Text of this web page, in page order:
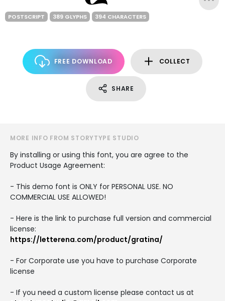
POSTSCRIPT 389 GLYPHS 394 CHARACTERS
FREE DOWNLOAD COLLECT
SHARE
MORE INFO FROM STORYTYPE STUDIO
By installing or using this font, you are agree to the
Product Usage Agreement:
- This demo font is ONLY for PERSONAL USE. NO
COMMERCIAL USE ALLOWED!
- Here is the link to purchase full version and commercial
license:
https://letterena.com/product/gratina/
- For Corporate use you have to purchase Corporate
license
- If you need a custom license please contact us at